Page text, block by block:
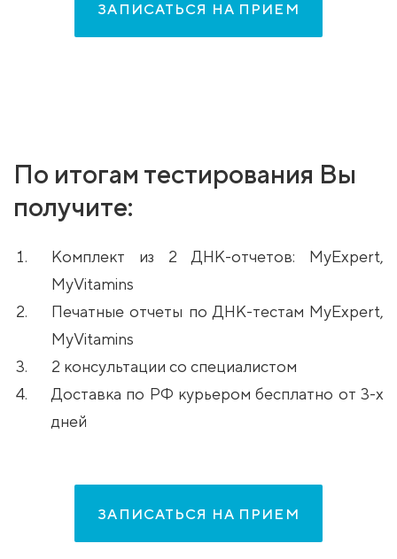
ЗАПИСАТЬСЯ НА ПРИЕМ
По итогам тестирования Вы
получите:
Комплект из 2 ДНК-отчетов: MyExpert,
MyVitamins
Печатные отчеты по ДНК-тестам MyExpert,
MyVitamins
2 консультации со специалистом
Доставка по РФ курьером бесплатно от 3-х
дней
ЗАПИСАТЬСЯ НА ПРИЕМ